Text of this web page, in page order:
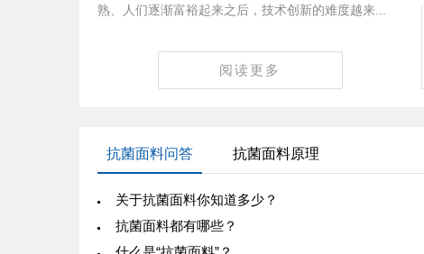
熟、人们逐渐富裕起来之后，技术创新的难度越来...
阅读更多
抗菌面料问答 抗菌面料原理
关于抗菌面料你知道多少？
抗菌面料都有哪些？